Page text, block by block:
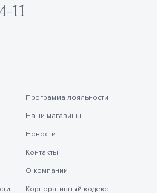
11
Программа лояльности
Наши магазины
Новости
Контакты
О компании
Корпоративный кодекс